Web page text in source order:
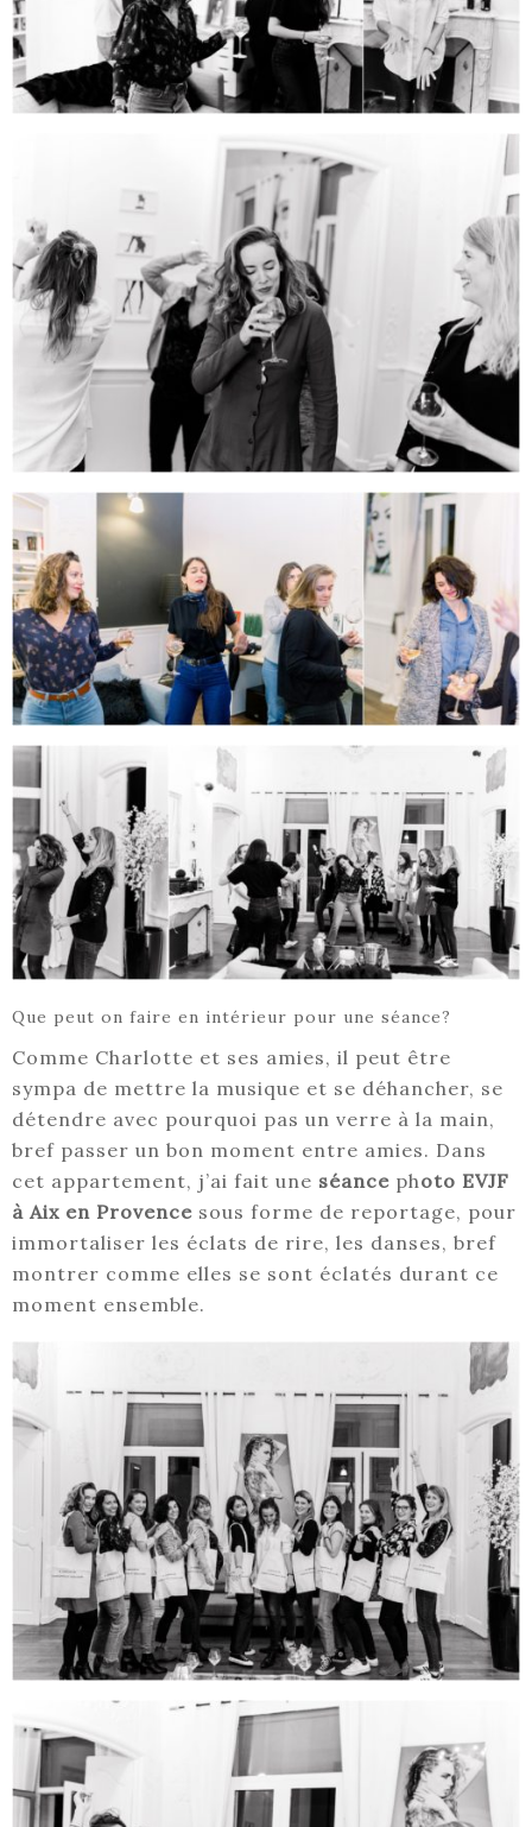
Que peut on faire en intérieur pour une séance?
Comme Charlotte et ses amies, il peut être
sympa de mettre la musique et se déhancher, se
détendre avec pourquoi pas un verre à la main,
bref passer un bon moment entre amies. Dans
cet appartement, j’ai fait une séance photo EVJF
à Aix en Provence sous forme de reportage, pour
immortaliser les éclats de rire, les danses, bref
montrer comme elles se sont éclatés durant ce
moment ensemble.